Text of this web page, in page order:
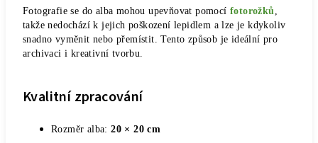
Fotografie se do alba mohou upevňovat pomocí fotorožků,
takže nedochází k jejich poškození lepidlem a lze je kdykoliv
snadno vyměnit nebo přemístit. Tento způsob je ideální pro
archivaci i kreativní tvorbu.
Kvalitní zpracování
Rozměr alba:20 × 20 cm